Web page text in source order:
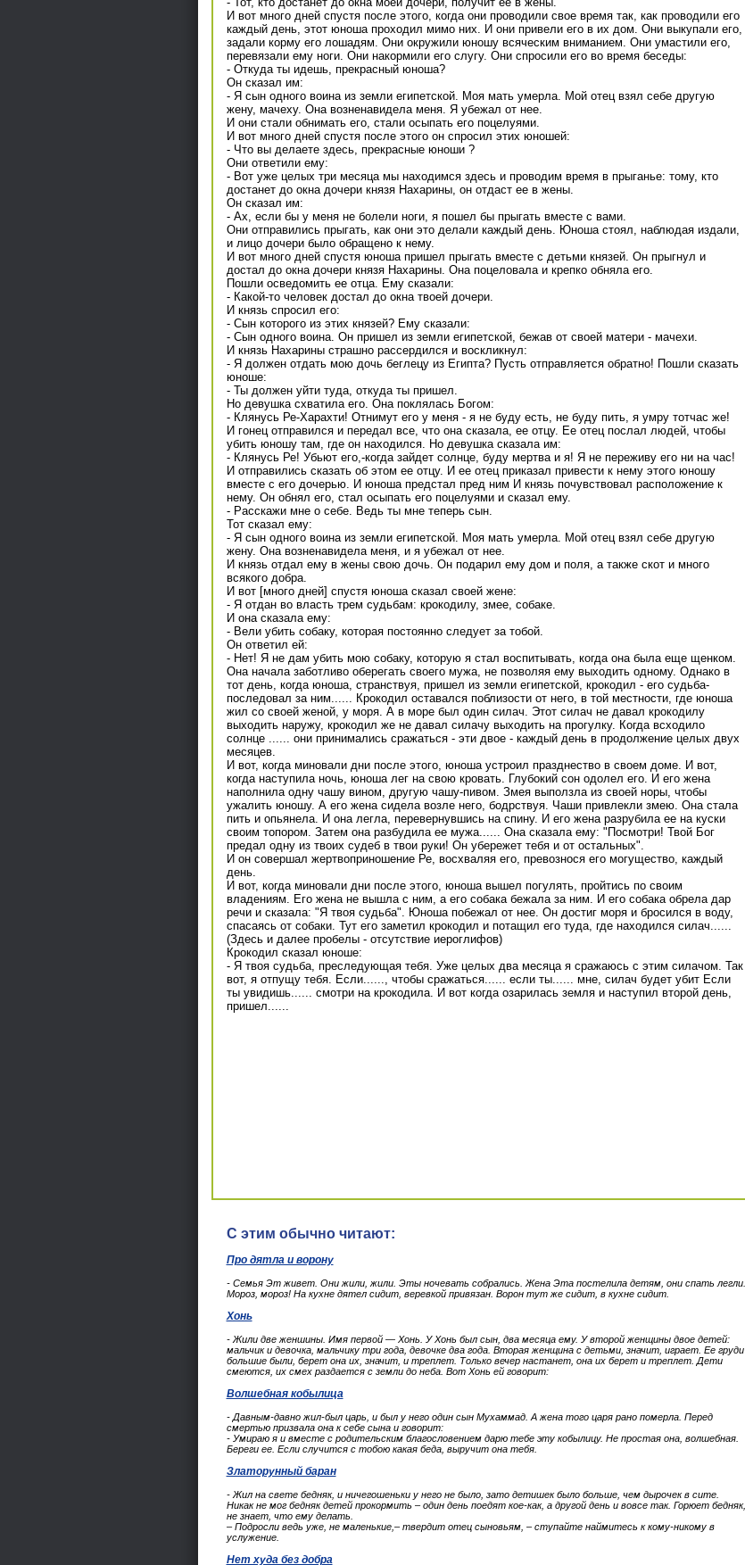
И вот много дней спустя после этого, когда они проводили свое время так, как проводили его
каждый день, этот юноша проходил мимо них. И они привели его в их дом. Они выкупали его,
задали корму его лошадям. Они окружили юношу всяческим вниманием. Они умастили его,
перевязали ему ноги. Они накормили его слугу. Они спросили его во время беседы:
- Откуда ты идешь, прекрасный юноша?
Он сказал им:
- Я сын одного воина из земли египетской. Моя мать умерла. Мой отец взял себе другую
жену, мачеху. Она возненавидела меня. Я убежал от нее.
И они стали обнимать его, стали осыпать его поцелуями.
И вот много дней спустя после этого он спросил этих юношей:
- Что вы делаете здесь, прекрасные юноши ?
Они ответили ему:
- Вот уже целых три месяца мы находимся здесь и проводим время в прыганье: тому, кто
достанет до окна дочери князя Нахарины, он отдаст ее в жены.
Он сказал им:
- Ах, если бы у меня не болели ноги, я пошел бы прыгать вместе с вами.
Они отправились прыгать, как они это делали каждый день. Юноша стоял, наблюдая издали,
и лицо дочери было обращено к нему.
И вот много дней спустя юноша пришел прыгать вместе с детьми князей. Он прыгнул и
достал до окна дочери князя Нахарины. Она поцеловала и крепко обняла его.
Пошли осведомить ее отца. Ему сказали:
- Какой-то человек достал до окна твоей дочери.
И князь спросил его:
- Сын которого из этих князей? Ему сказали:
- Сын одного воина. Он пришел из земли египетской, бежав от своей матери - мачехи.
И князь Нахарины страшно рассердился и воскликнул:
- Я должен отдать мою дочь беглецу из Египта? Пусть отправляется обратно! Пошли сказать
юноше:
- Ты должен уйти туда, откуда ты пришел.
Но девушка схватила его. Она поклялась Богом:
- Клянусь Ре-Харахти! Отнимут его у меня - я не буду есть, не буду пить, я умру тотчас же!
И гонец отправился и передал все, что она сказала, ее отцу. Ее отец послал людей, чтобы
убить юношу там, где он находился. Но девушка сказала им:
- Клянусь Ре! Убьют его,-когда зайдет солнце, буду мертва и я! Я не переживу его ни на час!
И отправились сказать об этом ее отцу. И ее отец приказал привести к нему этого юношу
вместе с его дочерью. И юноша предстал пред ним И князь почувствовал расположение к
нему. Он обнял его, стал осыпать его поцелуями и сказал ему.
- Расскажи мне о себе. Ведь ты мне теперь сын.
Тот сказал ему:
- Я сын одного воина из земли египетской. Моя мать умерла. Мой отец взял себе другую
жену. Она возненавидела меня, и я убежал от нее.
И князь отдал ему в жены свою дочь. Он подарил ему дом и поля, а также скот и много
всякого добра.
И вот [много дней] спустя юноша сказал своей жене:
- Я отдан во власть трем судьбам: крокодилу, змее, собаке.
И она сказала ему:
- Вели убить собаку, которая постоянно следует за тобой.
Он ответил ей:
- Нет! Я не дам убить мою собаку, которую я стал воспитывать, когда она была еще щенком.
Она начала заботливо оберегать своего мужа, не позволяя ему выходить одному. Однако в
тот день, когда юноша, странствуя, пришел из земли египетской, крокодил - его судьба-
последовал за ним...... Крокодил оставался поблизости от него, в той местности, где юноша
жил со своей женой, у моря. А в море был один силач. Этот силач не давал крокодилу
выходить наружу, крокодил же не давал силачу выходить на прогулку. Когда всходило
солнце ...... они принимались сражаться - эти двое - каждый день в продолжение целых двух
месяцев.
И вот, когда миновали дни после этого, юноша устроил празднество в своем доме. И вот,
когда наступила ночь, юноша лег на свою кровать. Глубокий сон одолел его. И его жена
наполнила одну чашу вином, другую чашу-пивом. Змея выползла из своей норы, чтобы
ужалить юношу. А его жена сидела возле него, бодрствуя. Чаши привлекли змею. Она стала
пить и опьянела. И она легла, перевернувшись на спину. И его жена разрубила ее на куски
своим топором. Затем она разбудила ее мужа...... Она сказала ему: "Посмотри! Твой Бог
предал одну из твоих судеб в твои руки! Он убережет тебя и от остальных".
И он совершал жертвоприношение Ре, восхваляя его, превознося его могущество, каждый
день.
И вот, когда миновали дни после этого, юноша вышел погулять, пройтись по своим
владениям. Его жена не вышла с ним, а его собака бежала за ним. И его собака обрела дар
речи и сказала: "Я твоя судьба". Юноша побежал от нее. Он достиг моря и бросился в воду,
спасаясь от собаки. Тут его заметил крокодил и потащил его туда, где находился силач......
(Здесь и далее пробелы - отсутствие иероглифов)
Крокодил сказал юноше:
- Я твоя судьба, преследующая тебя. Уже целых два месяца я сражаюсь с этим силачом. Так
вот, я отпущу тебя. Если......, чтобы сражаться...... если ты...... мне, силач будет убит Если
ты увидишь...... смотри на крокодила. И вот когда озарилась земля и наступил второй день,
пришел......
С этим обычно читают:
Про дятла и ворону
- Семья Эт живет. Они жили, жили. Эты ночевать собрались. Жена Эта постелила детям, они спать легли.
Мороз, мороз! На кухне дятел сидит, веревкой привязан. Ворон тут же сидит, в кухне сидит.
Хонь
- Жили две женшины. Имя первой — Хонь. У Хонь был сын, два месяца ему. У второй женщины двое детей:
мальчик и девочка, мальчику три года, девочке два года. Вторая женщина с детьми, значит, играет. Ее груди
большие были, берет она их, значит, и треплет. Только вечер настанет, она их берет и треплет. Дети
смеются, их смех раздается с земли до неба. Вот Хонь ей говорит:
Волшебная кобылица
- Давным-давно жил-был царь, и был у него один сын Мухаммад. А жена того царя рано померла. Перед
смертью призвала она к себе сына и говорит:
- Умираю я и вместе с родительским благословением дарю тебе эту кобылицу. Не простая она, волшебная.
Береги ее. Если случится с тобою какая беда, выручит она тебя.
Златорунный баран
- Жил на свете бедняк, и ничегошеньки у него не было, зато детишек было больше, чем дырочек в сите.
Никак не мог бедняк детей прокормить – один день поедят кое-как, а другой день и вовсе так. Горюет бедняк,
не знает, что ему делать.
– Подросли ведь уже, не маленькие,– твердит отец сыновьям, – ступайте наймитесь к кому-никому в
услужение.
Нет худа без добра